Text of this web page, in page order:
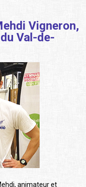
Vigneron,
Val-de-
animateur et